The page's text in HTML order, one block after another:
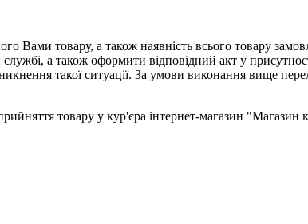
Вами товару, а також наявність всього товару
а також оформити відповідний акт у
такої ситуації. За умови виконання вище
товару у кур'єра інтернет-магазин